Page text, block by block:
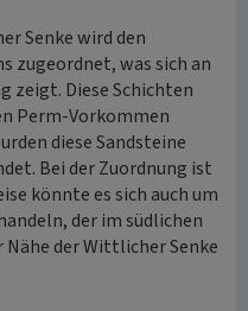
Senke wird den
zugeordnet, was sich an
zeigt. Diese Schichten
Perm-Vorkommen
diese Sandsteine
Bei der Zuordnung ist
könnte es sich auch um
der im südlichen
der Wittlicher Senke